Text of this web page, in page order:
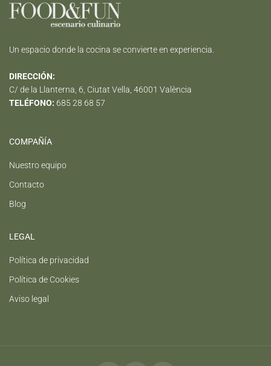
Un espacio donde la cocina se convierte en experiencia.
DIRECCIÓN:
C/ de la Llanterna, 6, Ciutat Vella, 46001 València
TELÉFONO: 685 28 68 57
COMPAÑÍA
Nuestro equipo
Contacto
Blog
LEGAL
Política de privacidad
Política de Cookies
Aviso legal